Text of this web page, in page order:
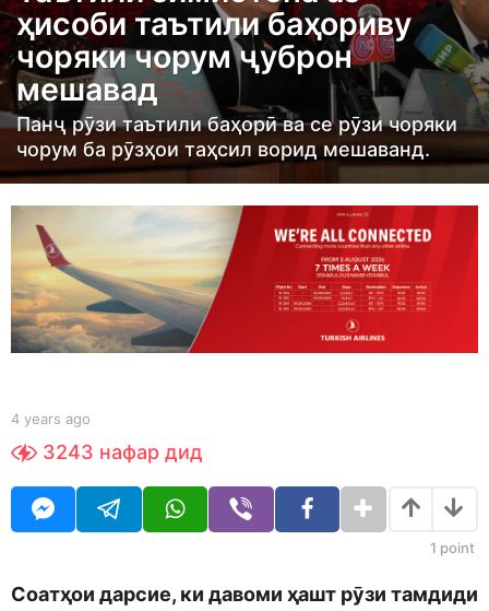
r
s
a
g
o
4
y
a
r
s
a
o
ҳисоби таътили баҳориву
чоряки чорум ҷуброн
мешавад
Панҷ рӯзи таътили баҳорӣ ва се рӯзи чоряки
чорум ба рӯзҳои таҳсил ворид мешаванд.
b
S
h
d
n
4 years ago
e
3243 нафар дид
1 point
Соатҳои дарсие, ки давоми ҳашт рӯзи тамдиди